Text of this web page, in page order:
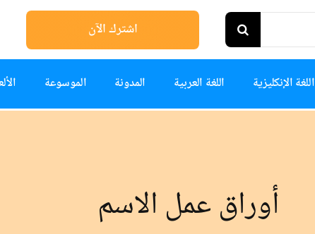
اشترك الآن
اللغة الإنكليزية اللغة العربية المدونة الموسوعة
أوراق عمل الاسم